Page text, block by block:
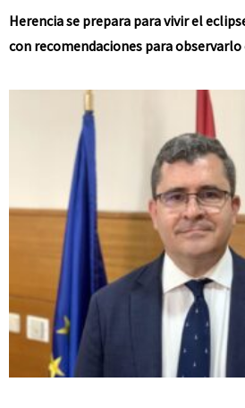
Herencia se prepara para vivir el
con recomendaciones para observarlo